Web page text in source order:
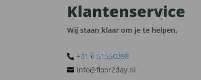
Klantenservice
Wij staan klaar om je te helpen.
 +31 6 51550398‬
 info@floor2day.nl